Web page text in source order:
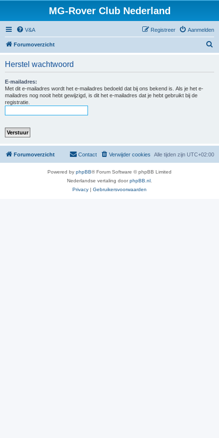
MG-Rover Club Nederland
V&A Aanmelden
Registreer
Forumoverzicht
Herstel wachtwoord
E-mailadres:
Met dit e-mailadres wordt het e-mailadres bedoeld dat bij ons bekend is. Als je het e-
mailadres nog nooit hebt gewijzigd, is dit het e-mailadres dat je hebt gebruikt bij de
registratie.
Forumoverzicht Alle tijden zijn UTC+02:00
Verwijder cookies
Contact
Powered by phpBB® Forum Software © phpBB Limited
Nederlandse vertaling doorphpBB.nl
Privacy | Gebruikersvoorwaarden